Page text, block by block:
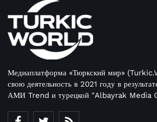
Медиаплатформа «Тюркский мир»
свою деятельность в 2021 году в
АМИ Trend и турецкой "Albayrak Media